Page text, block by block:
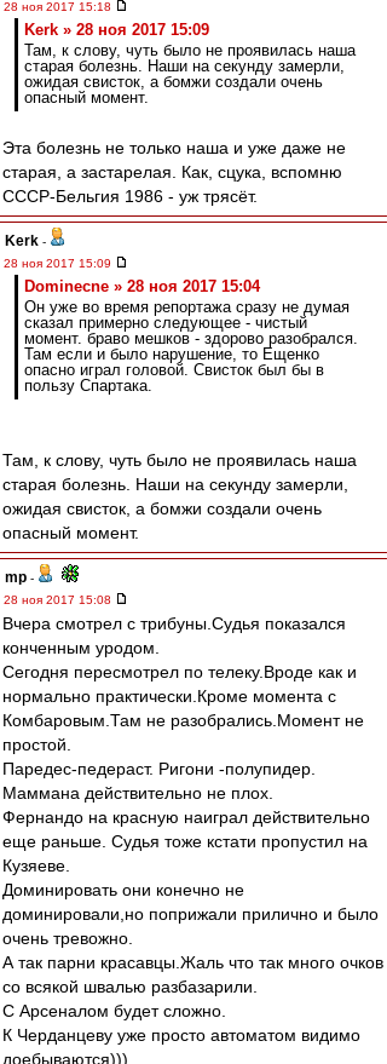
28 ноя 2017 15:18
Kerk » 28 ноя 2017 15:09
Там, к слову, чуть было не проявилась наша
старая болезнь. Наши на секунду замерли,
ожидая свисток, а бомжи создали очень
опасный момент.
Эта болезнь не только наша и уже даже не
старая, а застарелая. Как, сцука, вспомню
СССР-Бельгия 1986 - уж трясёт.
Kerk -
28 ноя 2017 15:09
Dominecne » 28 ноя 2017 15:04
Он уже во время репортажа сразу не думая
сказал примерно следующее - чистый
момент. браво мешков - здорово разобрался.
Там если и было нарушение, то Ещенко
опасно играл головой. Свисток был бы в
пользу Спартака.
Там, к слову, чуть было не проявилась наша
старая болезнь. Наши на секунду замерли,
ожидая свисток, а бомжи создали очень
опасный момент.
mp -
28 ноя 2017 15:08
Вчера смотрел с трибуны.Судья показался
конченным уродом.
Сегодня пересмотрел по телеку.Вроде как и
нормально практически.Кроме момента с
Комбаровым.Там не разобрались.Момент не
простой.
Паредес-педераст. Ригони -полупидер.
Маммана действительно не плох.
Фернандо на красную наиграл действительно
еще раньше. Судья тоже кстати пропустил на
Кузяеве.
Доминировать они конечно не
доминировали,но поприжали прилично и было
очень тревожно.
А так парни красавцы.Жаль что так много очков
со всякой швалью разбазарили.
С Арсеналом будет сложно.
К Черданцеву уже просто автоматом видимо
доебываются)))